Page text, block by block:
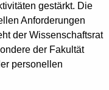
gestärkt. Die
Anforderungen
der Wissenschaftsrat
der Fakultät
personellen